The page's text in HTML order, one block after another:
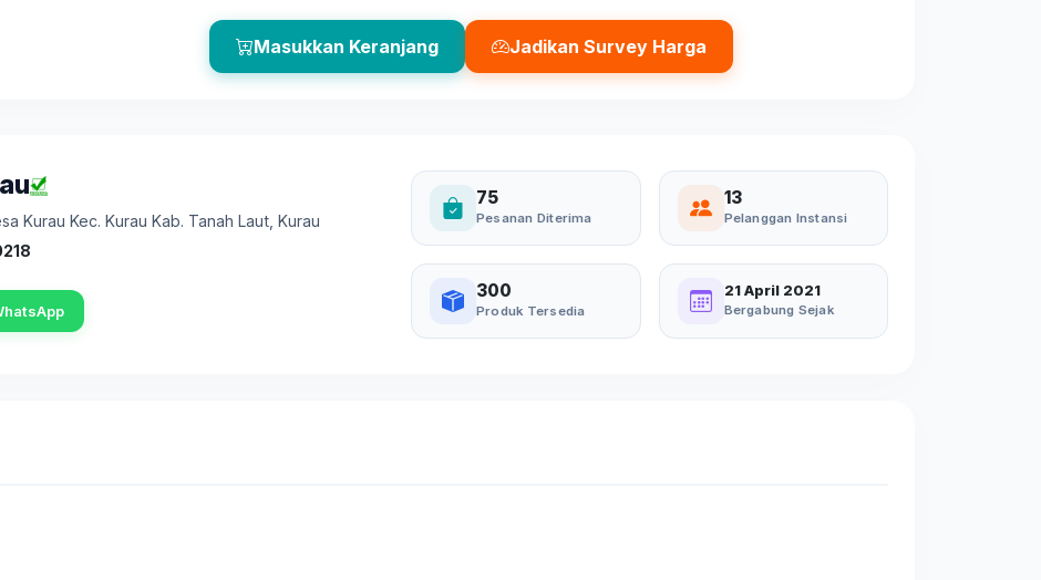
Masukkan Keranjang Jadikan Survey Harga
Kurau Kec. Kurau Kab. Tanah Laut Kurau
75
Pesanan Diterima
13
Pelanggan Instansi
300
Produk Tersedia
21 April 2021
Bergabung Sejak